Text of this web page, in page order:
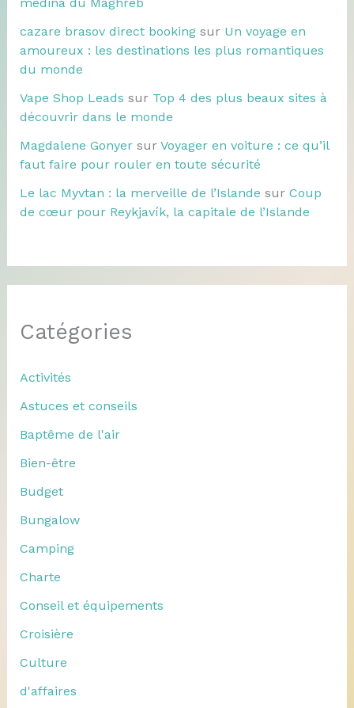
cazare brasov direct bookingsur Un voyage en
amoureux : les destinations les plus romantiques
du monde
Vape Shop Leads sur Top 4 des plus beaux sites à
découvrir dans le monde
Magdalene Gonyersur Voyager en voiture : ce qu’il
faut faire pour rouler en toute sécurité
Le lac Myvtan : la merveille de l’Islande sur Coup
de cœur pour Reykjavík, la capitale de l’Islande
Catégories
Activités
Astuces et conseils
Baptême de l'air
Bien-être
Budget
Bungalow
Camping
Charte
Conseil et équipements
Croisière
Culture
d'affaires